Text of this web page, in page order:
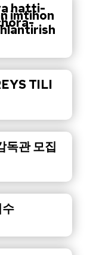
hatti-
imtihon
TILI
독관 모집